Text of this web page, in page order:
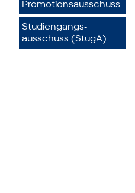
Promotionsausschuss
Studiengangs­
ausschuss (StugA)